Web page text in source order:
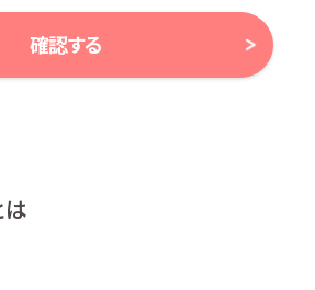
人情報及び個人番号（以下「個人情報
の保護に関する関係諸法令、ガイドラ
品取引業者の社内規程並びにこの
遵守いたします。
確認する
は